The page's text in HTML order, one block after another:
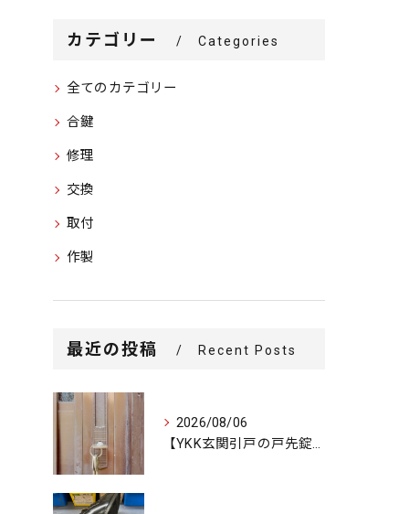
カテゴリー Categories
全てのカテゴリー
合鍵
修理
交換
取付
作製
最近の投稿 Recent Posts
2026/08/06
【YKK玄関引戸の戸先錠が勝手にかかる…廃盤MIWA錠前を奇...